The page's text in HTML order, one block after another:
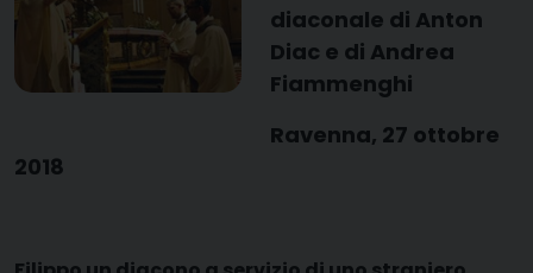
diaconale di Anton
Diac e di Andrea
Fiammenghi
Ravenna, 27 ottobre
2018